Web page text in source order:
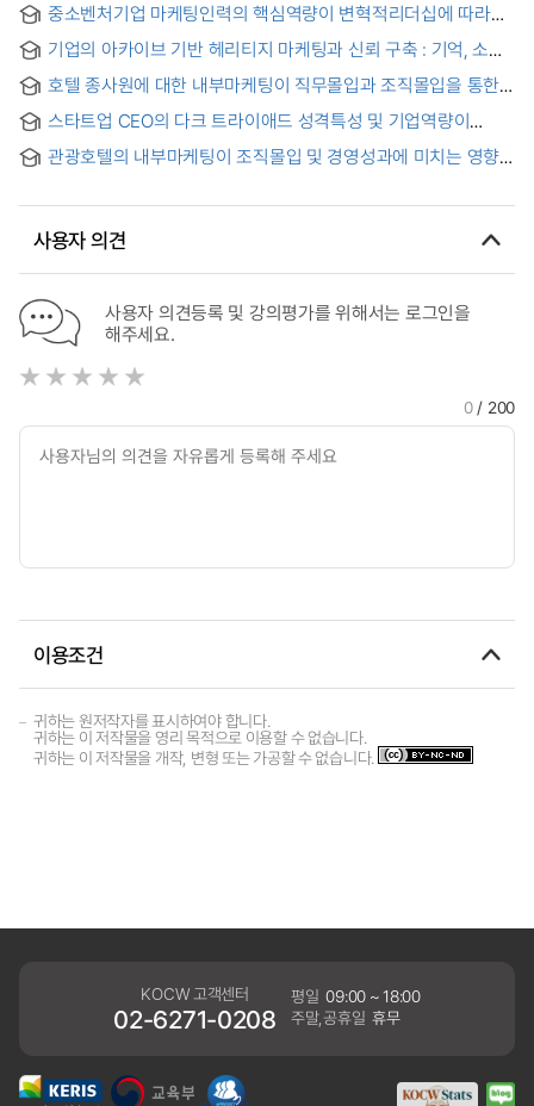
중소벤처기업 마케팅인력의 핵심역량이 변혁적리더십에 따라
조직시민행동 및 경영성과에 미치는 영향 = The Effect of Sales
and Marketing Staff’s Core Competencies in SMEs on
Their Organizational Citizenship Behavior and Business
Performance Depending on the Transformational
Leadership
기업의 아카이브 기반 헤리티지 마케팅과 신뢰 구축 : 기억, 소통,
공유의 이론들에 기반하여
호텔 종사원에 대한 내부마케팅이 직무몰입과 조직몰입을 통한
경영성과에 미치는 영향에 관한 연구
스타트업 CEO의 다크 트라이애드 성격특성 및 기업역량이
경영성과에 미치는 영향에 관한 실증연구 : 조직 혁신 및 조직
갈등의 매개효과를 중심으로 = An Empirical Study on the
Competencies on Business Performance : Focusing on
Mediating Effects of Organizational Innovation and
Conflict
관광호텔의 내부마케팅이 조직몰입 및 경영성과에 미치는 영향 :
Relationship between Internal marketing and
performance of Tourist Hotel
사용자 의견
사용자 의견등록 및 강의평가를 위해서는 로그인을
해주세요.
0/ 200
이용조건
귀하는 원저작자를 표시하여야 합니다.
귀하는 이 저작물을 영리 목적으로 이용할 수 없습니다.
귀하는 이 저작물을 개작, 변형 또는 가공할 수 없습니다.
KOCW 고객센터
02-6271-0208
평일 09:00 ~ 18:00
주말,공휴일 휴무